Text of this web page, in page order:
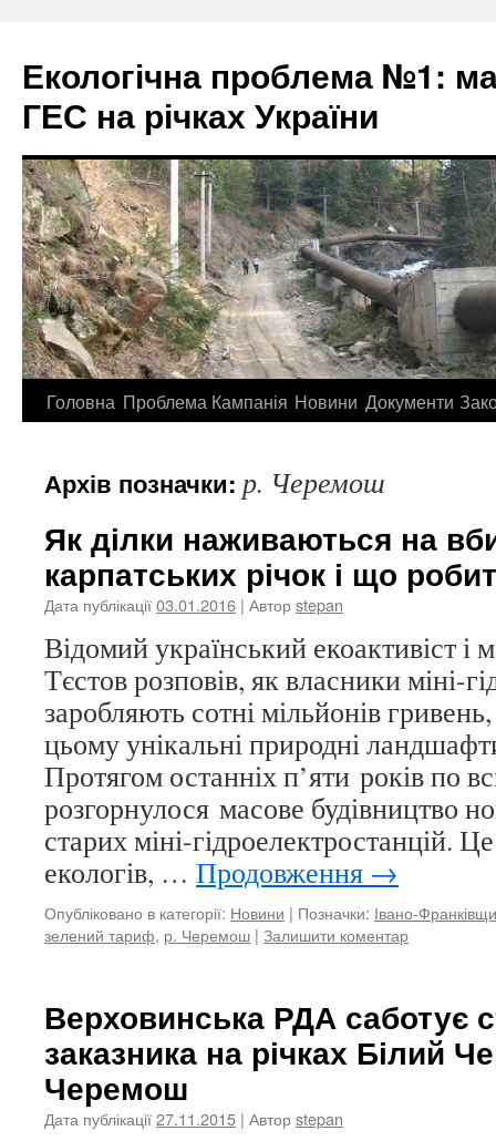
Екологічна проблема №1:
ГЕС на річках України
Перейти
контенту
Головна Проблема Кампанія Новини Документи
Архів позначки: р. Черемош
Як ділки наживаються на
карпатських річок і що
Дата публікації03.01.2016 | Авторstepan
Відомий український екоактивіст і
Тєстов розповів, як власники міні-
заробляють сотні мільйонів
цьому унікальні природні
Протягом останніх п’яти років по
розгорнулося масове будівництво
старих міні-гідроелектростанцій.
екологів, … Продовження →
Опубліковано в категорії: Новини | Позначки: Івано-
зелений тариф, р. Черемош | Залишити коментар
Верховинська РДА саботує
заказника на річках Білий
Черемош
Дата публікації27.11.2015 | Авторstepan